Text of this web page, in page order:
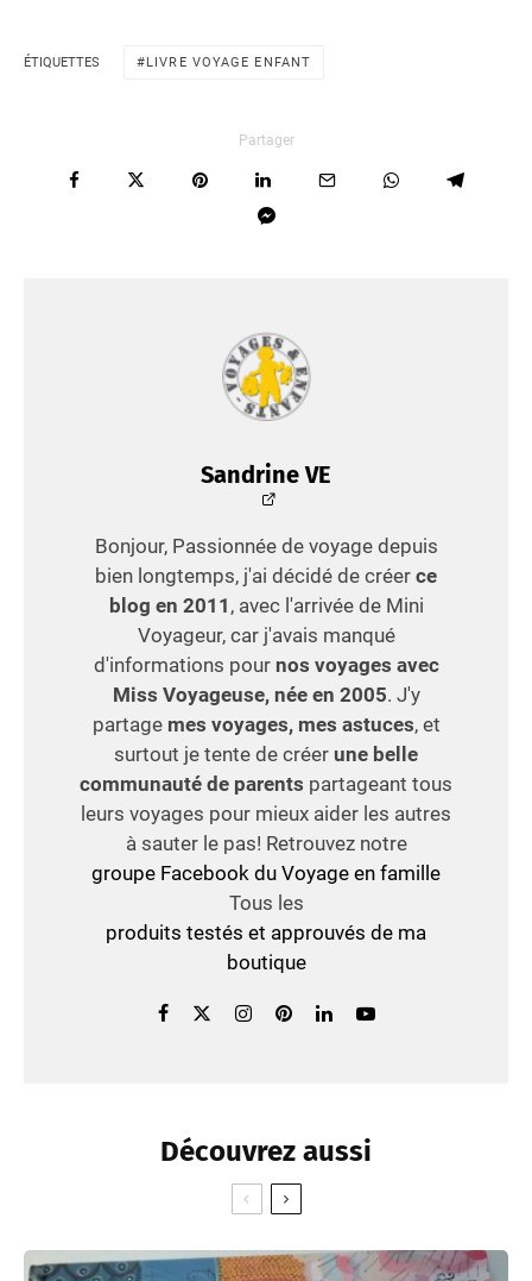
ÉTIQUETTES LIVRE VOYAGE ENFANT
Partager
Sandrine VE
Bonjour, Passionnée de voyage depuis
bien longtemps, j'ai décidé de créer ce
blog en 2011 , avec l'arrivée de Mini
Voyageur, car j'avais manqué
d'informations pour nos voyages avec
Miss Voyageuse, née en 2005. J'y
partage mes voyages, mes astuces, et
surtout je tente de créer une belle
communauté de parents partageant tous
leurs voyages pour mieux aider les autres
à sauter le pas! Retrouvez notre
groupe Facebook du Voyage en famille
Tous les
produits testés et approuvés de ma
boutique
Découvrez aussi